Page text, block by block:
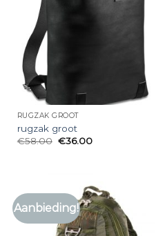
RUGZAK GROOT
rugzak groot
€58.00 €36.00
Aanbieding!